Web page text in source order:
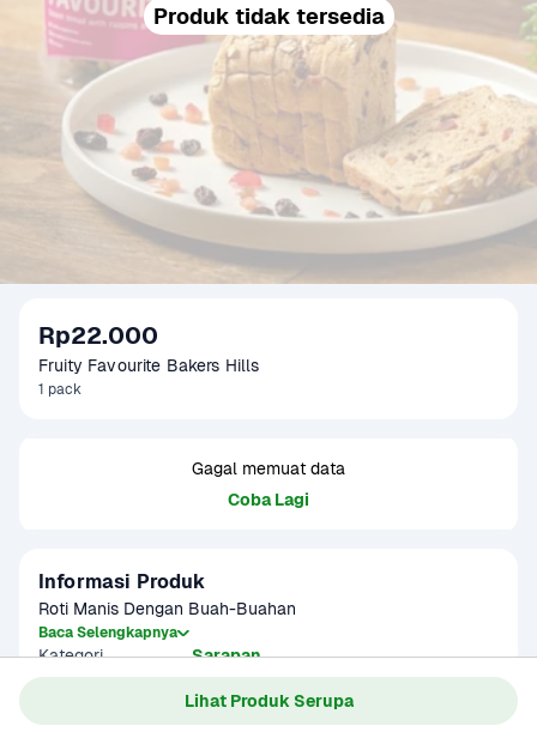
Lihat Produk Serupa
Produk tidak tersedia
Rp22.000
Fruity Favourite Bakers Hills
1 pack
Gagal memuat data
Coba Lagi
Informasi Produk
Roti Manis Dengan Buah-Buahan
Baca Selengkapnya
Kategori Sarapan